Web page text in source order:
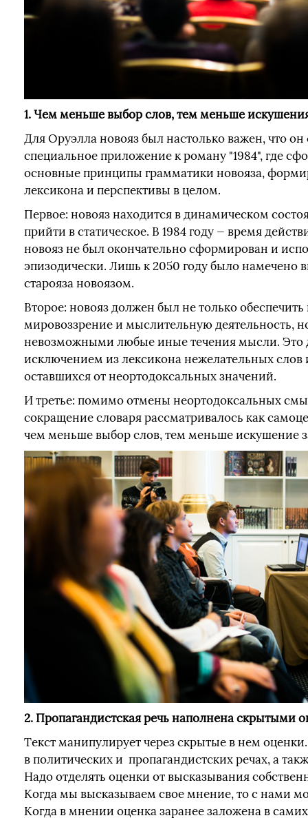
1. Чем меньше выбор слов, тем меньше
Для Оруэлла новояз был настолько важен, что он
специальное приложение к роману "1984", где
основные принципы грамматики новояза,
лексикона и перспективы в целом.
Первое: новояз находится в динамическом
прийти в статическое. В 1984 году — время
новояз не был окончательно сформирован и
эпизодически. Лишь к 2050 году было намечено
старояза новоязом.
Второе: новояз должен был не только
мировоззрение и мыслительную деятельность,
невозможными любые иные течения мысли. Это
исключением из лексикона нежелательных
оставшихся от неортодоксальных значений.
И третье: помимо отмены неортодоксальных
сокращение словаря рассматривалось как
чем меньше выбор слов, тем меньше искушение
2. Пропагандистская речь наполнена скрытыми
Текст манипулирует через скрытые в нем оценки.
в политических и пропагандистских речах, а
Надо отделять оценки от высказывания
Когда мы высказываем свое мнение, то с нами
Когда в мнении оценка заранее заложена в